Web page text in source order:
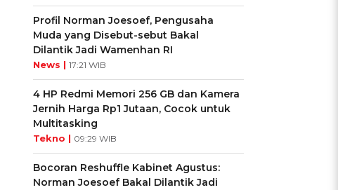
Profil Norman Joesoef, Pengusaha
Muda yang Disebut-sebut Bakal
Dilantik Jadi Wamenhan RI
News | 17:21 WIB
4 HP Redmi Memori 256 GB dan Kamera
Jernih Harga Rp1 Jutaan, Cocok untuk
Multitasking
Tekno | 09:29 WIB
Bocoran Reshuffle Kabinet Agustus:
Norman Joesoef Bakal Dilantik Jadi